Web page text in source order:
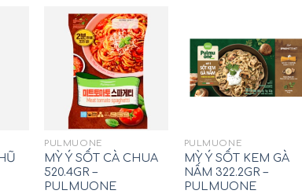
PULMUONE
MỲ Ý SỐT CÀ CHUA
520.4GR –
PULMUONE
PULMUONE
MỲ Ý SỐT KEM GÀ
NẤM 322.2GR –
PULMUONE